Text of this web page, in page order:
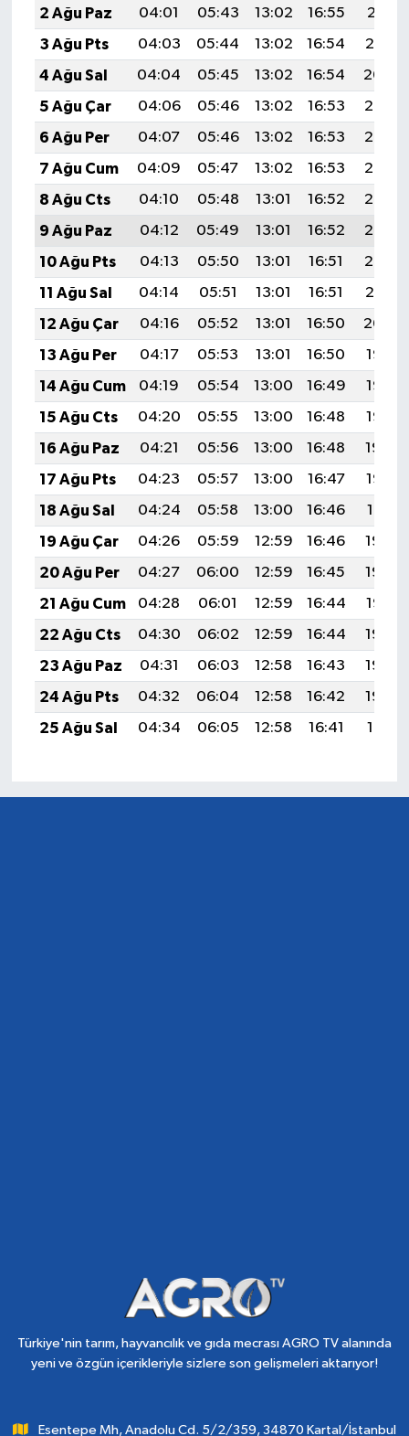
2 Ağu Paz
04:01 05:43 13:02 16:55
20:11
3 Ağu Pts
04:03 05:44 13:02 16:54
20:10
4 Ağu Sal
04:04 05:45 13:02 16:54
20:09
5 Ağu Çar
04:06 05:46 13:02 16:53
20:08
6 Ağu Per
04:07 05:46 13:02 16:53
20:07
7 Ağu Cum
04:09 05:47 13:02 16:53
20:06
8 Ağu Cts
04:10 05:48 13:01 16:52
20:05
9 Ağu Paz
04:12 05:49 13:01 16:52
20:03
10 Ağu Pts
04:13 05:50 13:01 16:51
20:02
11 Ağu Sal
04:14 05:51 13:01 16:51
20:01
12 Ağu Çar
04:16 05:52 13:01 16:50
20:00
13 Ağu Per
04:17 05:53 13:01 16:50
19:58
14 Ağu Cum
04:19 05:54 13:00 16:49
19:57
15 Ağu Cts
04:20 05:55 13:00 16:48
19:56
16 Ağu Paz
04:21 05:56 13:00 16:48
19:54
17 Ağu Pts
04:23 05:57 13:00 16:47
19:53
18 Ağu Sal
04:24 05:58 13:00 16:46
19:51
19 Ağu Çar
04:26 05:59 12:59 16:46
19:50
20 Ağu Per
04:27 06:00 12:59 16:45
19:49
21 Ağu Cum
04:28 06:01 12:59 16:44
19:47
22 Ağu Cts
04:30 06:02 12:59 16:44
19:46
23 Ağu Paz
04:31 06:03 12:58 16:43
19:44
24 Ağu Pts
04:32 06:04 12:58 16:42
19:43
25 Ağu Sal
04:34 06:05 12:58 16:41 19:41
Türkiye'nin tarım, hayvancılık ve gıda mecrası AGRO TV alanında
yeni ve özgün içerikleriyle sizlere son gelişmeleri aktarıyor!
Esentepe Mh, Anadolu Cd. 5/2/359, 34870 Kartal/İstanbul